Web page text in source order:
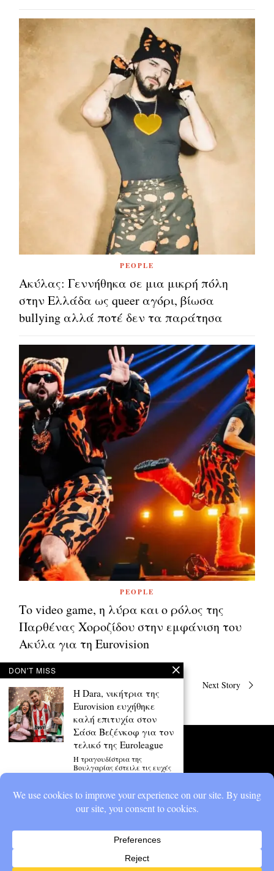
PEOPLE
Ακύλας: Γεννήθηκα σε μια μικρή πόλη
στην Ελλάδα ως queer αγόρι, βίωσα
bullying αλλά ποτέ δεν τα παράτησα
PEOPLE
Το video game, η λύρα και ο ρόλος της
Παρθένας Χοροζίδου στην εμφάνιση του
Ακύλα για τη Eurovision
Πλοήγηση
άρθρων
Previous Story Next Story
DON'T MISS
Η Dara, νικήτρια της
Eurovision ευχήθηκε
καλή επιτυχία στον
Σάσα Βεζένκοφ για τον
τελικό της Euroleague
Η τραγουδίστρια της
Βουλγαρίας έστειλε τις ευχές
της στον ΜVP της Euroleague
Ακύλας: Γεννήθηκα σε
μια μικρή πόλη στην
βίωσα bullying αλλά
Δεν είχα χρήματα, δεν είχα